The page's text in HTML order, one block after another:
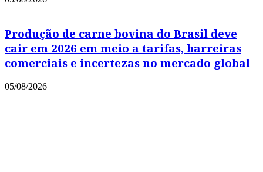
Produção de carne bovina do Brasil deve
cair em 2026 em meio a tarifas, barreiras
comerciais e incertezas no mercado global
05/08/2026